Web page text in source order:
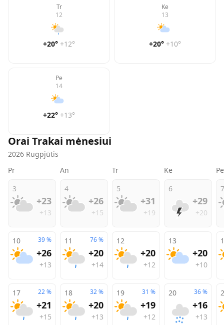
Tr
12
+20° +12°
Ke
13
+20° +10°
Pe
14
+22° +13°
Orai Trakai mėnesiui
2026 Rugpjūtis
Pr
An Tr Ke
Pe
3
+23
+13
4
+26
+15
5
+31
+19
6
+29
+20
7
10 39%
+26
+13
11 76%
+20
+14
12
+20
+12
13
+20
+10
17 22%
+21
+15
18 32%
+20
+13
19 31 %
+19
+12
20 36%
+16
+13